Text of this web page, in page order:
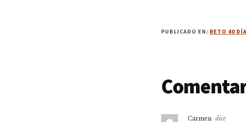
PUBLICADO EN: RETO 40
con
Carmen dice